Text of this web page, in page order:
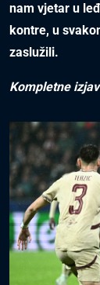
nam vjetar u
kontre, u
zaslužili.
Kompletne